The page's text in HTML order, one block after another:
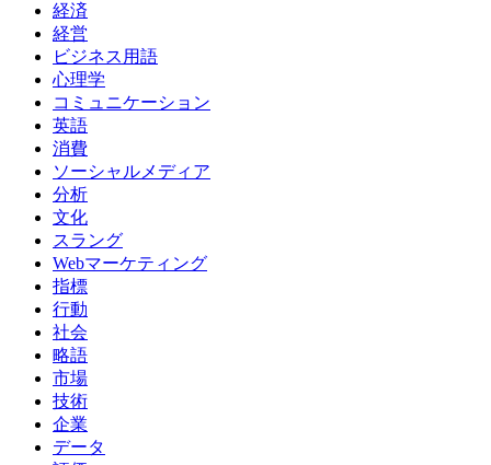
経済
経営
ビジネス用語
心理学
コミュニケーション
英語
消費
ソーシャルメディア
分析
文化
スラング
Webマーケティング
指標
行動
社会
略語
市場
技術
企業
データ